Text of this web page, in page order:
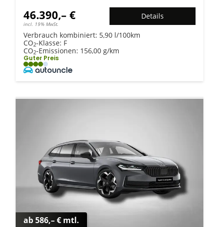
46.390,– €
incl. 19% MwSt.
Details
Verbrauch kombiniert: 5,90 l/100km
CO2-Klasse: F
CO2-Emissionen: 156,00 g/km
Guter Preis
ab 586,– € mtl.